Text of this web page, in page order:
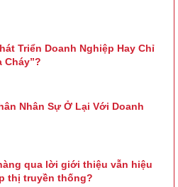
Triển Doanh Nghiệp Hay Chỉ
Cháy”?
Nhân Sự Ở Lại Với Doanh
qua lời giới thiệu vẫn hiệu
thị truyền thống?